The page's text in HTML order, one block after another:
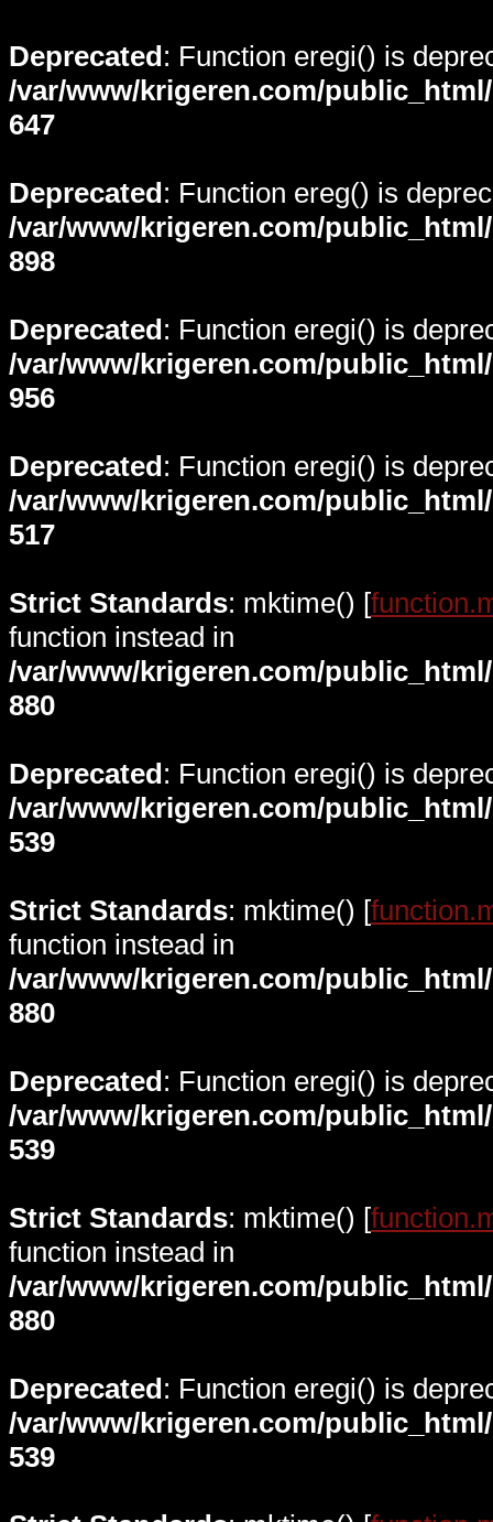
Deprecated: Function eregi() is
/var/www/krigeren.com/
647
Deprecated: Function ereg() is
/var/www/krigeren.com/
898
Deprecated: Function eregi() is
/var/www/krigeren.com/
956
Deprecated: Function eregi() is
/var/www/krigeren.com/
517
Strict Standards: mktime() [
function instead in
/var/www/krigeren.com/
880
Deprecated: Function eregi() is
/var/www/krigeren.com/
539
Strict Standards: mktime() [
function instead in
/var/www/krigeren.com/
880
Deprecated: Function eregi() is
/var/www/krigeren.com/
539
Strict Standards: mktime() [
function instead in
/var/www/krigeren.com/
880
Deprecated: Function eregi() is
/var/www/krigeren.com/
539